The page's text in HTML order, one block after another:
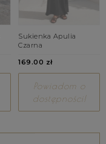
Sukienka Apulia
Czarna
169.00 zł
Powiadom o
dostępności!